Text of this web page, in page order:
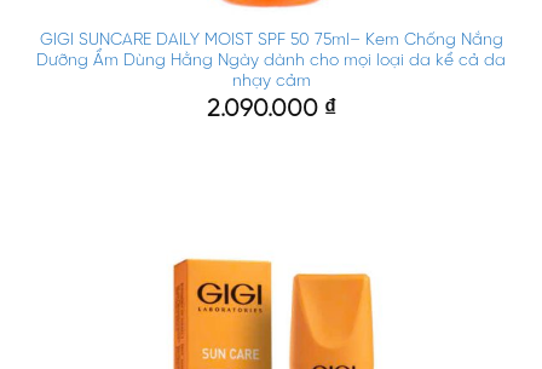
GIGI SUNCARE DAILY MOIST SPF 50 75ml– Kem Chống Nắng
Dưỡng Ẩm Dùng Hằng Ngày dành cho mọi loại da kể cả da
nhạy cảm
2.090.000 ₫